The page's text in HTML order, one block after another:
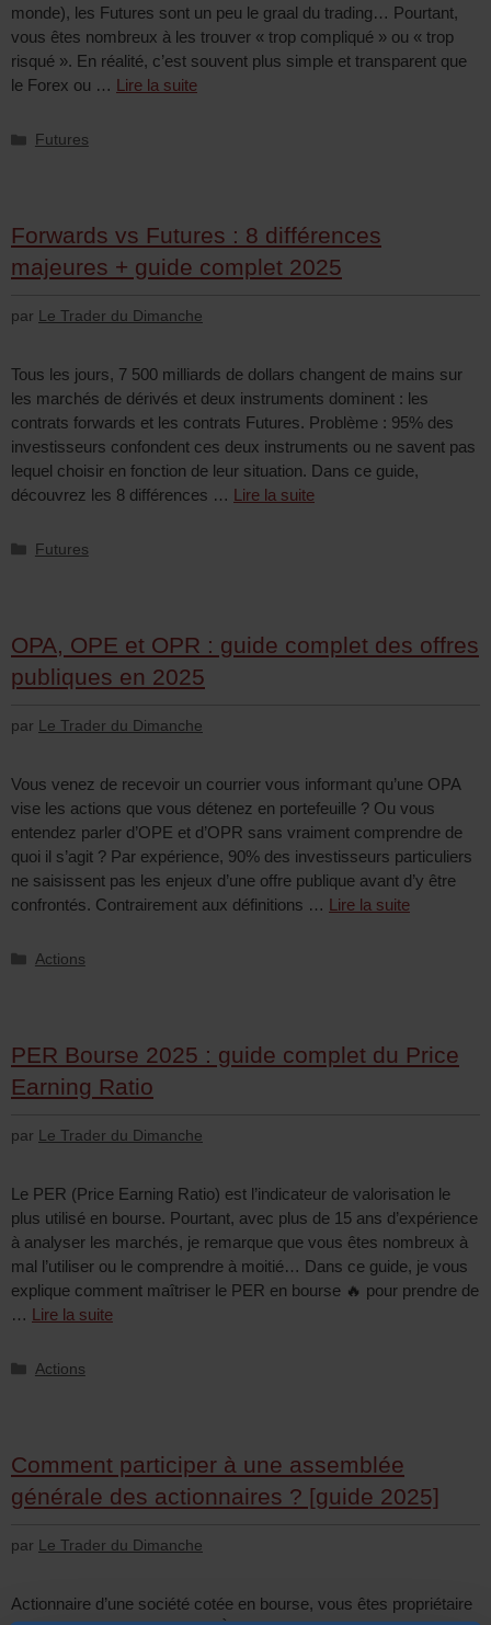
monde), les Futures sont un peu le graal du trading… Pourtant,
vous êtes nombreux à les trouver « trop compliqué » ou « trop
risqué ». En réalité, c’est souvent plus simple et transparent que
le Forex ou … Lire la suite
Futures
Forwards vs Futures : 8 différences
majeures + guide complet 2025
par Le Trader du Dimanche
Tous les jours, 7 500 milliards de dollars changent de mains sur
les marchés de dérivés et deux instruments dominent : les
contrats forwards et les contrats Futures. Problème : 95% des
investisseurs confondent ces deux instruments ou ne savent pas
lequel choisir en fonction de leur situation. Dans ce guide,
découvrez les 8 différences … Lire la suite
Futures
OPA, OPE et OPR : guide complet des offres
publiques en 2025
par Le Trader du Dimanche
Vous venez de recevoir un courrier vous informant qu’une OPA
vise les actions que vous détenez en portefeuille ? Ou vous
entendez parler d’OPE et d’OPR sans vraiment comprendre de
quoi il s’agit ? Par expérience, 90% des investisseurs particuliers
ne saisissent pas les enjeux d’une offre publique avant d’y être
confrontés. Contrairement aux définitions … Lire la suite
Actions
PER Bourse 2025 : guide complet du Price
Earning Ratio
par Le Trader du Dimanche
Le PER (Price Earning Ratio) est l’indicateur de valorisation le
plus utilisé en bourse. Pourtant, avec plus de 15 ans d’expérience
à analyser les marchés, je remarque que vous êtes nombreux à
mal l’utiliser ou le comprendre à moitié… Dans ce guide, je vous
explique comment maîtriser le PER en bourse 🔥 pour prendre de
… Lire la suite
Actions
Comment participer à une assemblée
générale des actionnaires ? [guide 2025]
par Le Trader du Dimanche
Actionnaire d’une société cotée en bourse, vous êtes propriétaire